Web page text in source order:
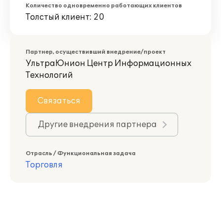
Количество одновременно работающих клиентов
Толстый клиент: 20
Партнер, осуществивший внедрение/проект
УльтраЮнион Центр Информационных
Технологий
Связаться
Другие внедрения партнера
Отрасль / Функциональная задача
Торговля